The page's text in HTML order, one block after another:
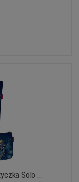
Solo ...